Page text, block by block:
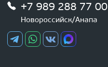
+7 989 288 77 00
Новороссийск/Анапа